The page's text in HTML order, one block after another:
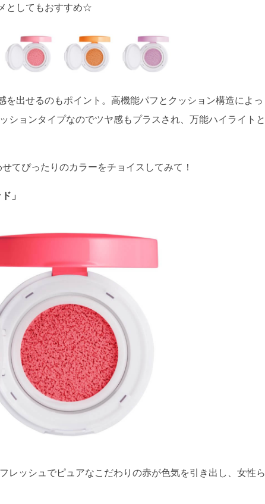
としてもおすすめ☆
出せるのもポイント。高機能パフとクッション構造によっ
ションタイプなのでツヤ感もプラスされ、万能ハイライトと
てぴったりのカラーをチョイスしてみて！
」
レッシュでピュアなこだわりの赤が色気を引き出し、女性ら